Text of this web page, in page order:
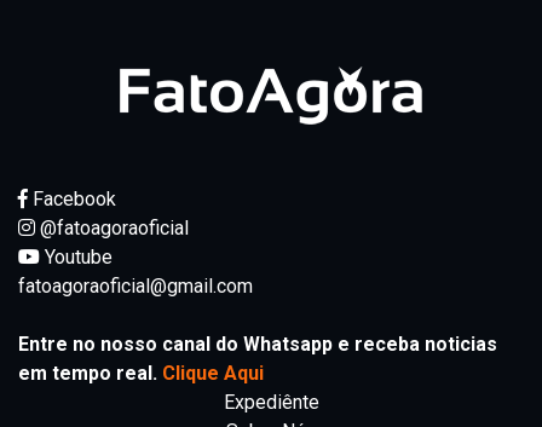
Facebook
@fatoagoraoficial
Youtube
fatoagoraoficial@gmail.com
Entre no nosso canal do Whatsapp e receba noticias
em tempo real. Clique Aqui
Expediênte